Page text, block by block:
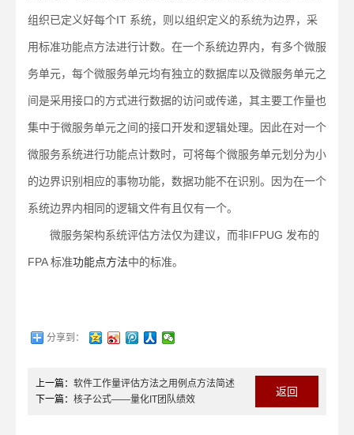
组织已定义好每个IT 系统，则以组织定义的系统为边界，采
用标准功能点方法进行计数。在一个系统边界内，有多个微服
务单元，每个微服务单元均有独立的数据库以及微服务单元之
间是采用接口的方式进行数据的访问或传递，其主要工作量也
集中于微服务单元之间的接口开发和逻辑处理。因此在对一个
微服务系统进行功能点计数时，可将每个微服务单元划分为小
的边界识别相应的事物功能，数据功能不在识别。因为在一个
系统边界内相同的逻辑文件有且仅有一个。
微服务架构系统评估方法仅为建议，而非IFPUG 发布的
FPA 标准功能点方法中的标准。
分享到：
上一篇： 软件工作量评估方法之用例点方法简述
下一篇： 核子公式——量化IT团队绩效
返回